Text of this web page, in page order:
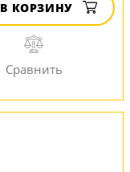
В КОРЗИНУ